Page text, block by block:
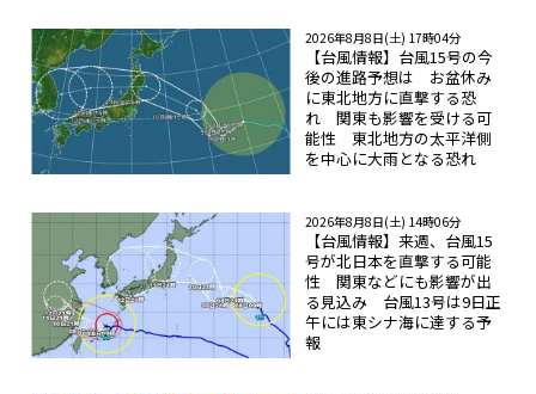
2026年8月8日(土) 17時04分
【台風情報】台風15号の今
後の進路予想は お盆休み
に東北地方に直撃する恐
れ 関東も影響を受ける可
能性 東北地方の太平洋側
を中心に大雨となる恐れ
2026年8月8日(土) 14時06分
【台風情報】来週、台風15
号が北日本を直撃する可能
性 関東などにも影響が出
る見込み 台風13号は9日正
午には東シナ海に達する予
報